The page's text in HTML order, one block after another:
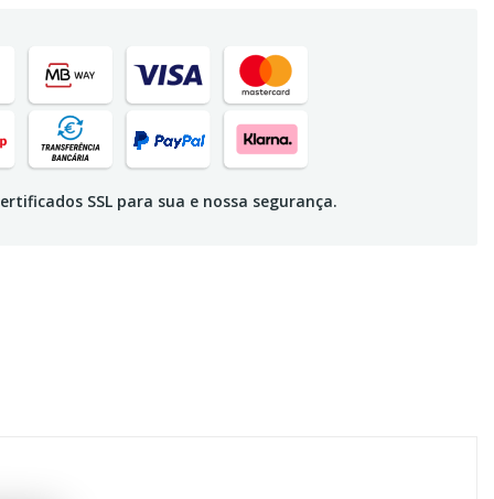
SSL para sua e nossa segurança.